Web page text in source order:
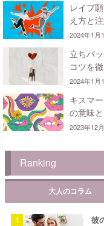
レイプ
え方と
2024年1月
立ちバ
コツを
2024年1月
キスマ
の意味
2023年12
Ranking
大人のコラム
彼